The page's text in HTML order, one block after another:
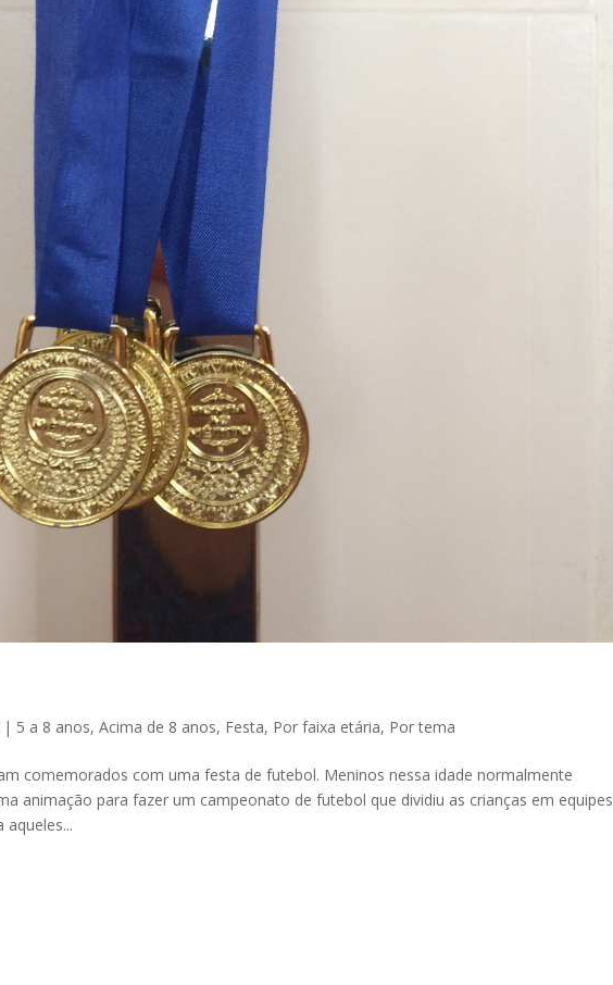
5 a 8 anos, Acima de 8 anos, Festa, Por faixa etária, Por tema
comemorados com uma festa de futebol. Meninos nessa idade normalmente
animação para fazer um campeonato de futebol que dividiu as crianças em equipes